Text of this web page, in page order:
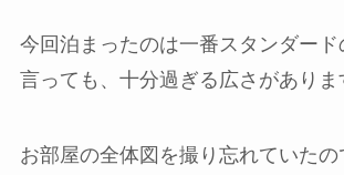
今回泊まったのは一番スタンダード
言っても、十分過ぎる広さがありま
お部屋の全体図を撮り忘れていたの